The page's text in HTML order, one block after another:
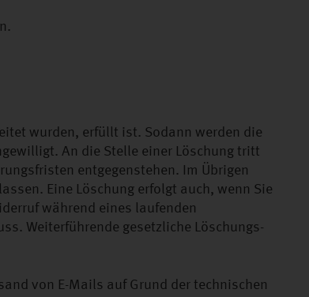
wurden, erfüllt ist. Sodann werden die
An die Stelle einer Löschung tritt
entgegenstehen. Im Übrigen
Eine Löschung erfolgt auch, wenn Sie
während eines laufenden
Weiterführende gesetzliche Löschungs-
von E-Mails auf Grund der technischen